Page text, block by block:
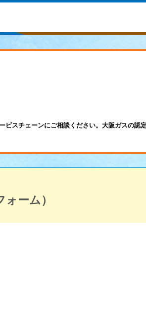
スチェーンにご相談ください。大阪ガスの認
ーム）